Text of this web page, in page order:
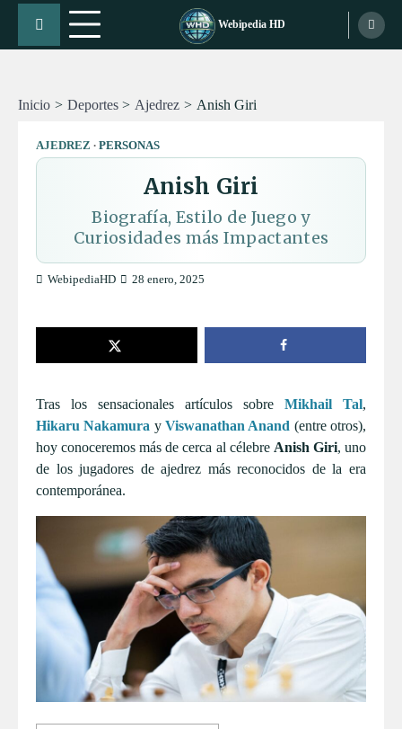
content
Webipedia HD
Inicio Deportes Ajedrez Anish Giri
AJEDREZ PERSONAS
Anish Giri
Biografía, Estilo de Juego y
Curiosidades más Impactantes
WebipediaHD 28 enero, 2025
Tras los sensacionales artículos sobre Mikhail Tal,
Hikaru Nakamura yViswanathan Anand (entre otros),
hoy conoceremos más de cerca al célebre Anish Giri, uno
de los jugadores de ajedrez más reconocidos de la era
contemporánea.